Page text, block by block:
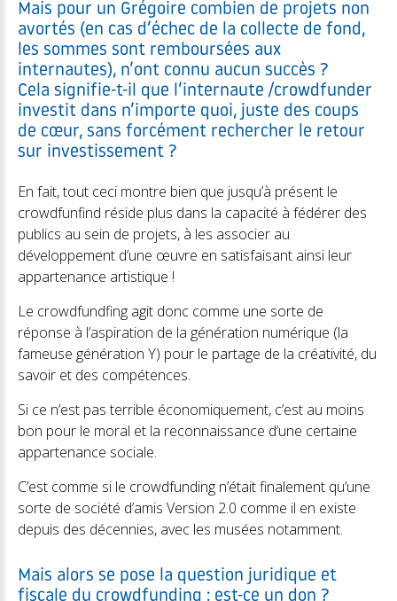
Mais pour un Grégoire combien de projets non
avortés (en cas d’échec de la collecte de fond,
les sommes sont remboursées aux
internautes), n’ont connu aucun succès ?
Cela signifie-t-il que l’internaute /crowdfunder
investit dans n’importe quoi, juste des coups
de cœur, sans forcément rechercher le retour
sur investissement ?
En fait, tout ceci montre bien que jusqu’à présent le
crowdfunfind réside plus dans la capacité à fédérer des
publics au sein de projets, à les associer au
développement d’une œuvre en satisfaisant ainsi leur
appartenance artistique !
Le crowdfundfing agit donc comme une sorte de
réponse à l’aspiration de la génération numérique (la
fameuse génération Y) pour le partage de la créativité, du
savoir et des compétences.
Si ce n’est pas terrible économiquement, c’est au moins
bon pour le moral et la reconnaissance d’une certaine
appartenance sociale.
C’est comme si le crowdfunding n’était finalement qu’une
sorte de société d’amis Version 2.0 comme il en existe
depuis des décennies, avec les musées notamment.
Mais alors se pose la question juridique et
fiscale du crowdfunding : est-ce un don ?